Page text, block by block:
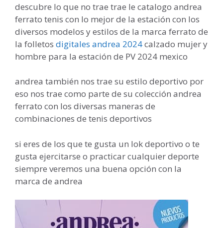
descubre lo que no trae trae le catalogo andrea
ferrato tenis con lo mejor de la estación con los
diversos modelos y estilos de la marca ferrato de
la folletos digitales andrea 2024calzado mujer y
hombre para la estación de PV 2024 mexico
andrea también nos trae su estilo deportivo por
eso nos trae como parte de su colección andrea
ferrato con los diversas maneras de
combinaciones de tenis deportivos
si eres de los que te gusta un lok deportivo o te
gusta ejercitarse o practicar cualquier deporte
siempre veremos una buena opción con la
marca de andrea